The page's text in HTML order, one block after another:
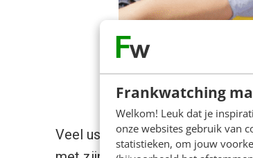
Frankwatching
Welkom! Leuk dat je
onze websites gebruik van
statistieken, om jouw
Veel usecases zijn weinig sexy,